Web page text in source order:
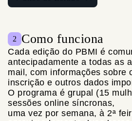
2 Como funciona
Cada edição do PBMI é
antecipadamente a todas as
mail, com informações sobre
inscrição e outros dados
O programa é grupal (15
sessões online síncronas,
uma vez por semana, à 2ª